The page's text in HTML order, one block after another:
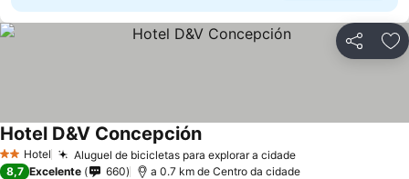
Partilhar
2 Estrelas
Hotel Aluguel de bicicletas para explorar a cidadeVer preços
Hotel D&V ConcepciónVer preços
8,7 Excelente 660 a 0.7 km de Centro da cidade